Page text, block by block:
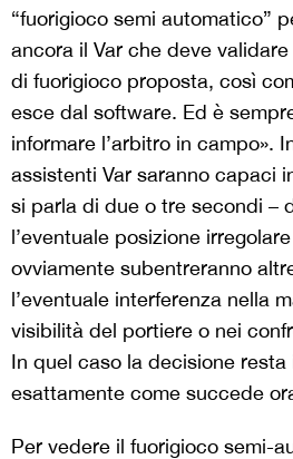
“fuorigioco semi automatico”
ancora il Var che deve
di fuorigioco proposta, così
esce dal software. Ed è
informare l’arbitro in campo».
assistenti Var saranno capaci
si parla di due o tre secondi –
l’eventuale posizione
ovviamente subentreranno
l’eventuale interferenza nella
visibilità del portiere o nei
In quel caso la decisione resta
esattamente come succede
Per vedere il fuorigioco semi-